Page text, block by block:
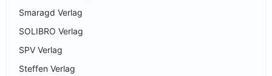
Smaragd Verlag
SOLIBRO Verlag
SPV Verlag
Steffen Verlag